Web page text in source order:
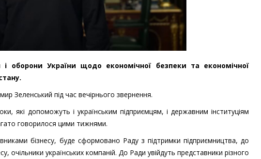
оборони України щодо економічної безпеки та економічної
Зеленський під час вечірнього звернення.
які допоможуть і українським підприємцям, і державним інституціям
говорилося цими тижнями.
бізнесу, буде сформовано Раду з підтримки підприємництва, до
очільники українських компаній. До Ради увійдуть представники різного